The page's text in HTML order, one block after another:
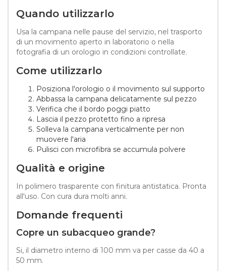
Quando utilizzarlo
Usa la campana nelle pause del servizio, nel trasporto
di un movimento aperto in laboratorio o nella
fotografia di un orologio in condizioni controllate.
Come utilizzarlo
Posiziona l'orologio o il movimento sul supporto
Abbassa la campana delicatamente sul pezzo
Verifica che il bordo poggi piatto
Lascia il pezzo protetto fino a ripresa
Solleva la campana verticalmente per non
muovere l'aria
Pulisci con microfibra se accumula polvere
Qualità e origine
In polimero trasparente con finitura antistatica. Pronta
all'uso. Con cura dura molti anni.
Domande frequenti
Copre un subacqueo grande?
Si, il diametro interno di 100 mm va per casse da 40 a
50 mm.